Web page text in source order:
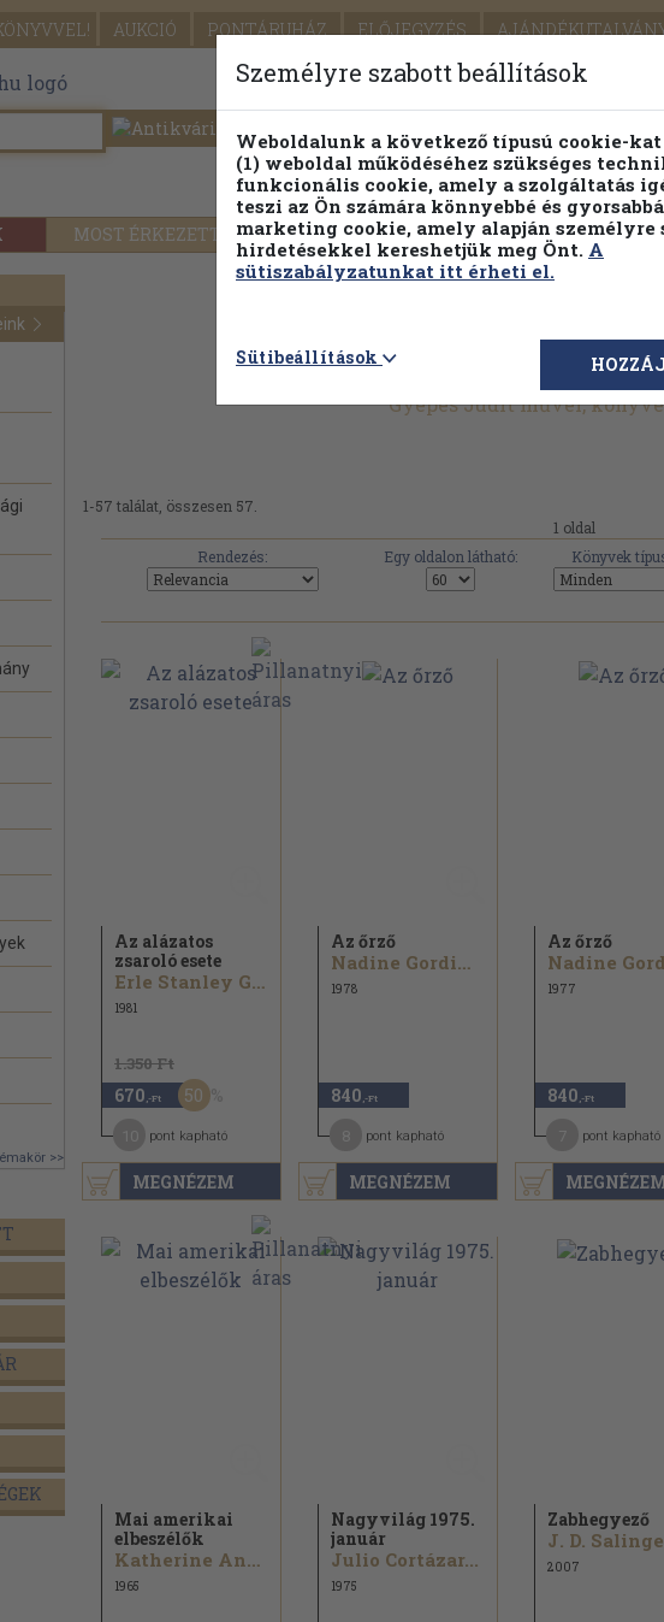
AUKCIÓ PONTÁRUHÁZ ELŐJEGYZÉS
MOST ÉRKEZETT PILLANATNYI ÁRAINK
Részletes kereső
>>
Gyepes Judit művei,
1-57 találat, összesen 57.
1 oldal
Rendezés:
Egy oldalon látható: Könyvek
MEGNÉZEM
Az alázatos
zsaroló esete
Erle Stanley Gardner
1981
1.350 Ft
670 ,-Ft 50
pont kapható
MEGNÉZEM
Az őrző
Nadine Gordimer
1978
840 ,-Ft
pont kapható
Az őrző
1977
840 ,-Ft
pont kapható
Mai amerikai
elbeszélők
Katherine Anne Porter...
1965
Nagyvilág 1975.
január
Julio Cortázar...
1975
Zabhegyező
J. D.
2007
Személyre szabott beállítások
Weboldalunk a következő típusú cookie-
(1) weboldal működéséhez szükséges
funkcionális cookie, amely a szolgáltatás
teszi az Ön számára könnyebbé és
marketing cookie, amely alapján személyre
hirdetésekkel kereshetjük meg Önt. A
sütiszabályzatunkat itt érheti el.
Sütibeállítások